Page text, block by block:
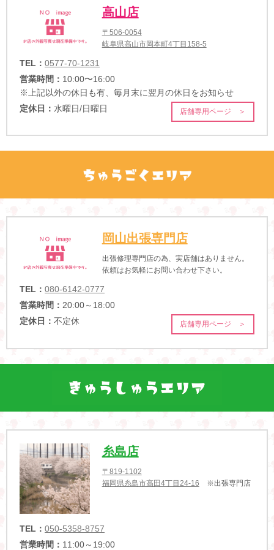
高山店
〒506-0054
岐阜県高山市岡本町4丁目158-5
TEL： 0577-70-1231
営業時間： 10:00〜16:00
※上記以外の休日も有、毎月末に翌月の休日をお知らせ
定休日： 水曜日/日曜日 店舗専用ページ ＞
岡山出張専門店
出張修理専門店の為、実店舗はありません。
依頼はお気軽にお問い合わせ下さい。
TEL： 080-6142-0777
営業時間： 20:00～18:00
定休日： 不定休 店舗専用ページ ＞
糸島店
〒819-1102
福岡県糸島市高田4丁目24-16 ※出張専門店
TEL： 050-5358-8757
営業時間： 11:00～19:00